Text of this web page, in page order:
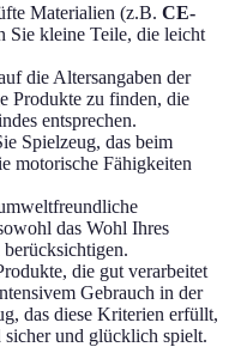
Materialien (z.B. CE-
Sie kleine Teile, die leicht
die Altersangaben der
Produkte zu finden, die
entsprechen.
Spielzeug, das beim
motorische Fähigkeiten
das Wohl Ihres
die gut verarbeitet
Gebrauch in der
das diese Kriterien erfüllt,
und glücklich spielt.